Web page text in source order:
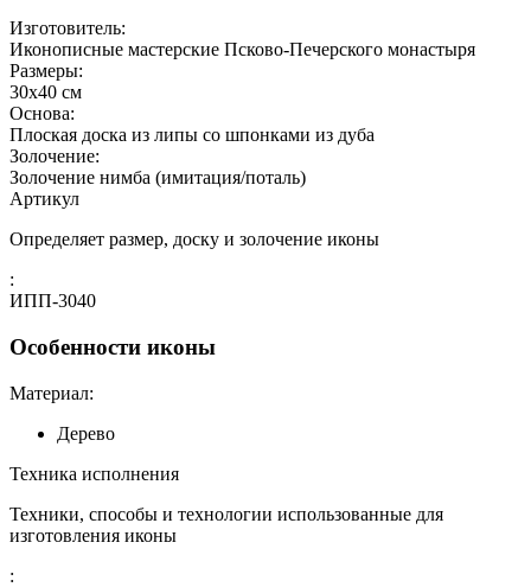
Изготовитель:
Иконописные мастерские Псково-Печерского монастыря
Размеры:
30x40 см
Основа:
Плоская доска из липы со шпонками из дуба
Золочение:
Золочение нимба (имитация/поталь)
Артикул
Определяет размер, доску и золочение иконы
:
ИПП-3040
Особенности иконы
Материал:
Дерево
Техника исполнения
Техники, способы и технологии использованные для
изготовления иконы
: